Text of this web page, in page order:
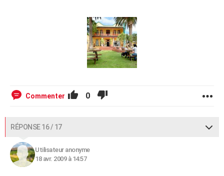
Commenter 0
RÉPONSE 16 / 17
Utilisateur anonyme
18 avr. 2009 à 14:57